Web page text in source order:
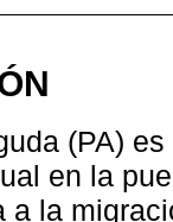
(PA)
en la
a la